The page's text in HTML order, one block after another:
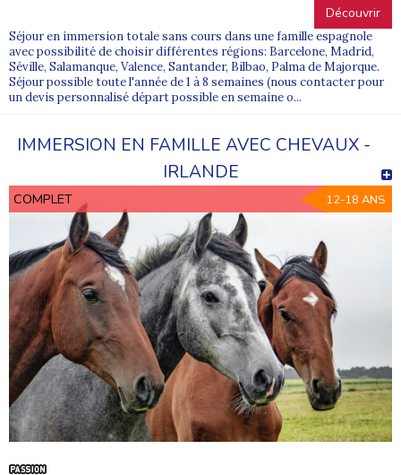
Découvrir
Séjour en immersion totale sans cours dans une famille espagnole
avec possibilité de choisir différentes régions: Barcelone, Madrid,
Séville, Salamanque, Valence, Santander, Bilbao, Palma de Majorque.
Séjour possible toute l'année de 1 à 8 semaines (nous contacter pour
un devis personnalisé départ possible en semaine o...
IMMERSION EN FAMILLE AVEC CHEVAUX -
IRLANDE
COMPLET 12-18 ANS